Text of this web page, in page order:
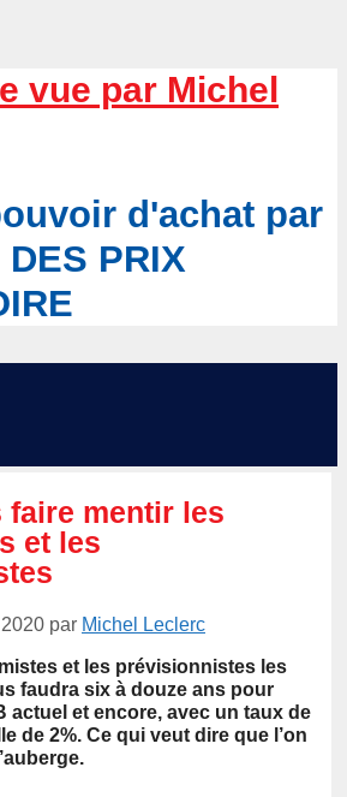
vue par Michel
d'achat par
DES PRIX
faire mentir les
et les
par Michel Leclerc
et les prévisionnistes les
faudra six à douze ans pour
actuel et encore, avec un taux de
de 2%. Ce qui veut dire que l’on